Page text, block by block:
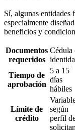
Sí, algunas entidades
especialmente
beneficios y
Documentos
requeridos
Cédula
Tiempo de
aprobación
5 a 15
días
hábiles
Límite de
crédito
según
perfil